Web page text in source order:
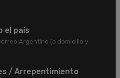
el país
Argentino (a domicilio y
/ Arrepentimiento